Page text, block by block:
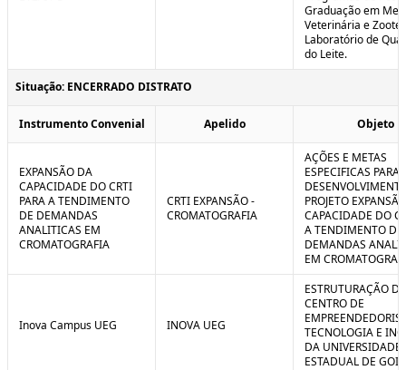
Graduação em
Veterinária e
Laboratório de
do Leite.
Situação: ENCERRADO DISTRATO
Instrumento Convenial Apelido Objeto
EXPANSÃO DA
CAPACIDADE DO CRTI
PARA A TENDIMENTO
DE DEMANDAS
ANALITICAS EM
CROMATOGRAFIA
CRTI EXPANSÃO -
CROMATOGRAFIA
AÇÕES E METAS
ESPECIFICAS PARA
PROJETO
CAPACIDADE DO
A TENDIMENTO DE
DEMANDAS
EM
Inova Campus UEG INOVA UEG
ESTRUTURAÇÃO
CENTRO DE
TECNOLOGIA E
DA UNIVERSIDADE
ESTADUAL DE